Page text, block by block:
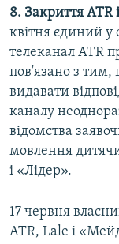
8. Закриття ATR
квітня єдиний у
телеканал ATR
пов'язано з тим,
видавати
каналу
відомства
мовлення
і «Лідер».
17 червня
ATR, Lale і